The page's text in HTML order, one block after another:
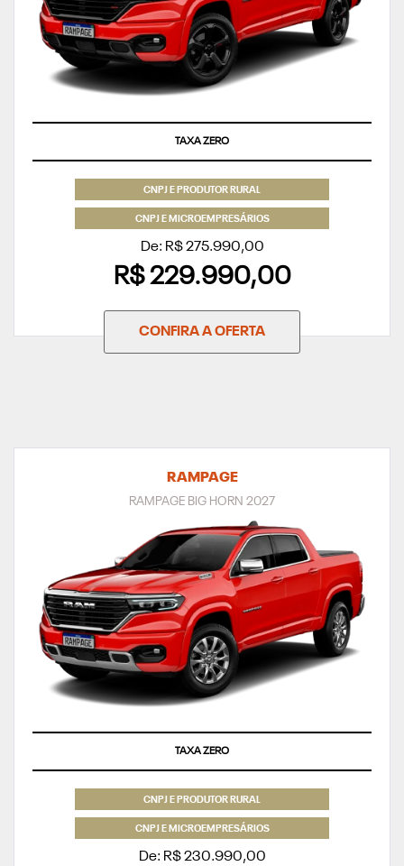
TAXA ZERO
CNPJ E PRODUTOR RURAL
CNPJ E MICROEMPRESÁRIOS
De: R$ 275.990,00
R$ 229.990,00
CONFIRA A OFERTA
RAMPAGE
RAMPAGE BIG HORN 2027
TAXA ZERO
CNPJ E PRODUTOR RURAL
CNPJ E MICROEMPRESÁRIOS
De: R$ 230.990,00